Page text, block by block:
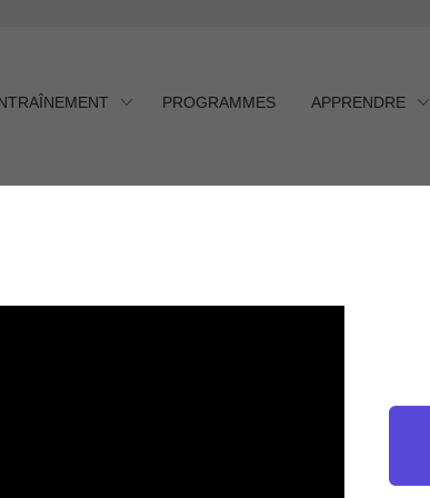
PROGRAMMES APPRENDRE